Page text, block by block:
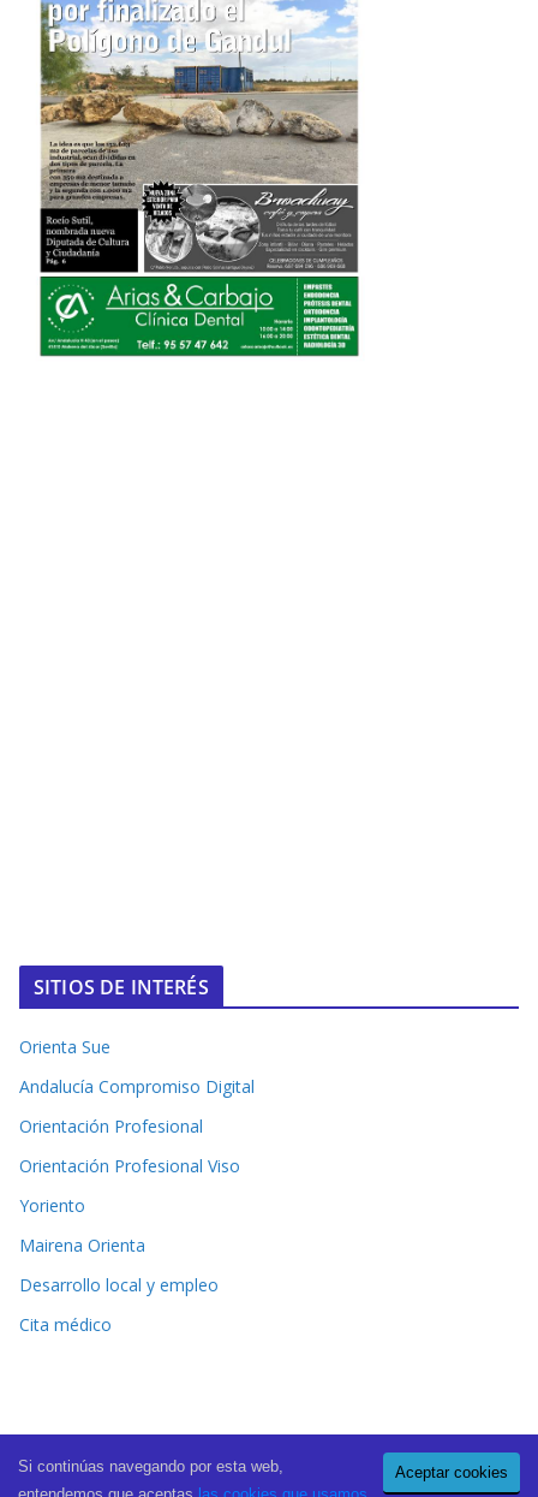
SITIOS DE INTERÉS
Orienta Sue
Andalucía Compromiso Digital
Orientación Profesional
Orientación Profesional Viso
Yoriento
Mairena Orienta
Desarrollo local y empleo
Cita médico
Copyright © 2026 El Periódico de Mairena . All rights reserved.
Aceptar cookies
Si continúas navegando por esta web,